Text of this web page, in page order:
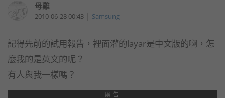
母雞
2010-06-28 00:43 | Samsung
記得先前的試用報告，裡面灌的layar是中文版的啊，怎
麼我的是英文的呢？
有人與我一樣嗎？
廣告